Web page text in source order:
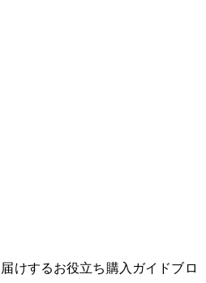
けするお役立ち購入ガイドブロ